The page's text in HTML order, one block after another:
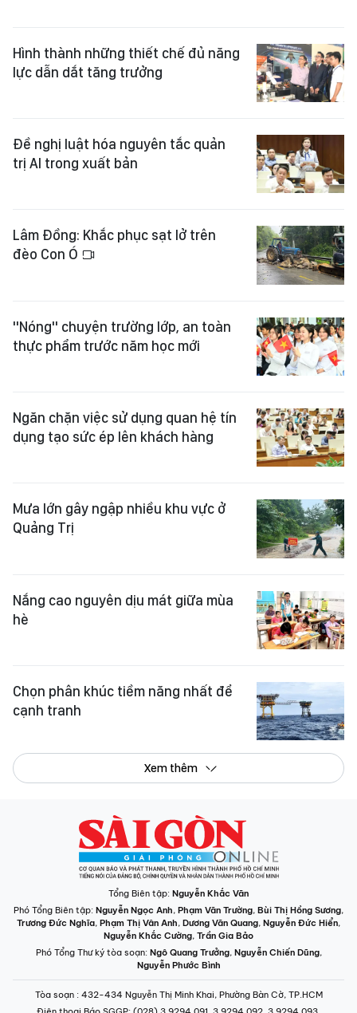
Hình thành những thiết chế đủ năng
lực dẫn dắt tăng trưởng
Đề nghị luật hóa nguyên tắc quản
trị AI trong xuất bản
Lâm Đồng: Khắc phục sạt lở trên
đèo Con Ó
"Nóng" chuyện trường lớp, an toàn
thực phẩm trước năm học mới
Ngăn chặn việc sử dụng quan hệ tín
dụng tạo sức ép lên khách hàng
Mưa lớn gây ngập nhiều khu vực ở
Quảng Trị
Nắng cao nguyên dịu mát giữa mùa
hè
Chọn phân khúc tiềm năng nhất để
cạnh tranh
Xem thêm
Tổng Biên tập: Nguyễn Khắc Văn
Phó Tổng Biên tập: Nguyễn Ngọc Anh, Phạm Văn Trường, Bùi Thị Hồng Sương,
Trương Đức Nghĩa, Phạm Thị Vân Anh, Dương Văn Quang, Nguyễn Đức Hiển,
Nguyễn Khắc Cường, Trần Gia Bảo
Phó Tổng Thư ký tòa soạn: Ngô Quang Trưởng, Nguyễn Chiến Dũng,
Nguyễn Phước Bình
Tòa soạn : 432-434 Nguyễn Thị Minh Khai, Phường Bàn Cờ, TP.HCM